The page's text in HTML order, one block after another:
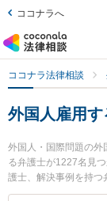
ココナラへ
ココナラ法律相談
外国人雇用
外国人・国際問題の外
る弁護士が1227名見
護士、解決事例を持つ
一弁護士や清風法律